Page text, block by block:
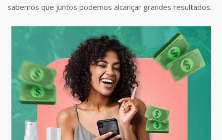
sabemos que juntos podemos alcançar grandes resultados.